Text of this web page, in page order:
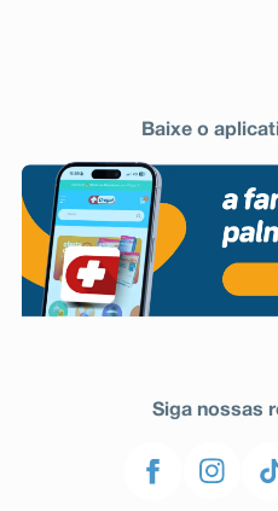
da lacosamida não foi
administrada a pacientes
hepática grave
terapêuticos esperados
posologia e
sintomas do paciente
População pediátrica
crianças e adolescentes
Baixe o
Siga nossas